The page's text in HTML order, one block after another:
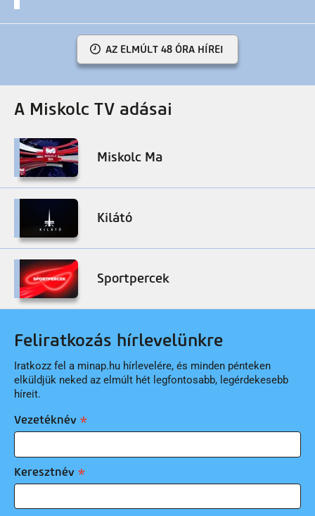
AZ ELMÚLT 48 ÓRA HÍREI
A Miskolc TV adásai
Miskolc Ma
Kilátó
Sportpercek
Feliratkozás hírlevelünkre
Iratkozz fel a minap.hu hírlevelére, és minden pénteken
elküldjük neked az elmúlt hét legfontosabb, legérdekesebb
híreit.
Vezetéknév
Keresztnév